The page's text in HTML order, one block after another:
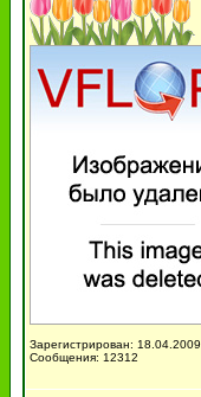
Зарегистрирован: 18.04.2009
Сообщения: 12312